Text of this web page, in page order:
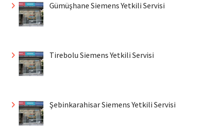
Gümüşhane Siemens Yetkili Servisi
Tirebolu Siemens Yetkili Servisi
Şebinkarahisar Siemens Yetkili Servisi